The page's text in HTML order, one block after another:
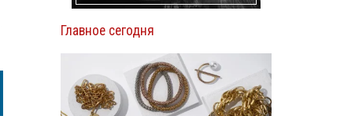
Главное сегодня